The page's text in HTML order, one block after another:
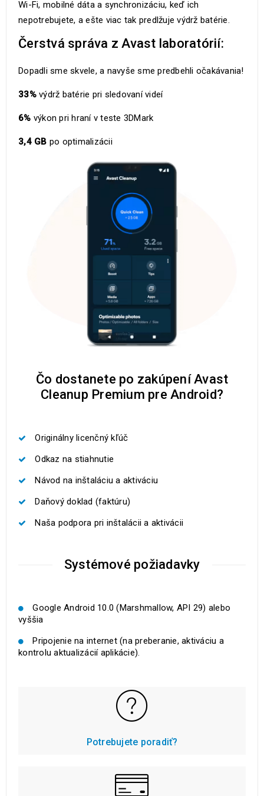
Wi-Fi, mobilné dáta a synchronizáciu, keď ich
nepotrebujete, a ešte viac tak predlžuje výdrž batérie.
Čerstvá správa z Avast laboratórií:
Dopadli sme skvele, a navyše sme predbehli očakávania!
33%výdrž batérie pri sledovaní videí
6% výkon pri hraní v teste 3DMark
3,4 GB po optimalizácii
Čo dostanete po zakúpení Avast
Cleanup Premium pre Android?
Originálny licenčný kľúč
Odkaz na stiahnutie
Návod na inštaláciu a aktiváciu
Daňový doklad (faktúru)
Naša podpora pri inštalácii a aktivácii
Systémové požiadavky
Google Android 10.0 (Marshmallow, API 29) alebo
vyššia
Pripojenie na internet (na preberanie, aktiváciu a
kontrolu aktualizácií aplikácie).
Potrebujete poradiť?